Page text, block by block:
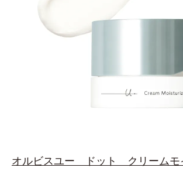
オルビスユー ドット クリームモ